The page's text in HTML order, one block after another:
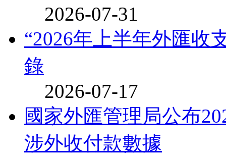
2026-07-31
“2026年上半年外匯收
錄
2026-07-17
國家外匯管理局公布
涉外收付款數據